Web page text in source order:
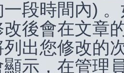
段時間內)
後會在文章
出您修改的
示，在管理